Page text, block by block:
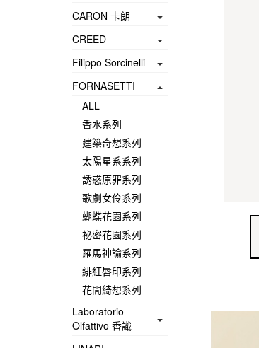
CARON 卡朗
CREED
Filippo Sorcinelli
FORNASETTI
ALL
香水系列
建築奇想系列
太陽星系系列
誘惑原罪系列
歌劇女伶系列
蝴蝶花園系列
祕密花園系列
羅馬神諭系列
緋紅唇印系列
花間綺想系列
Laboratorio
Olfattivo 香識